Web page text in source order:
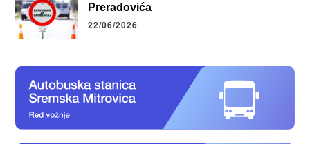
Preradovića
22/06/2026